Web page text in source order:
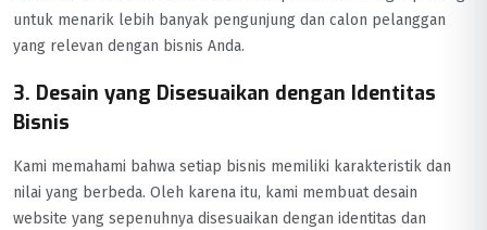
untuk menarik lebih banyak pengunjung dan calon pelanggan
yang relevan dengan bisnis Anda.
3. Desain yang Disesuaikan dengan Identitas
Bisnis
Kami memahami bahwa setiap bisnis memiliki karakteristik dan
nilai yang berbeda. Oleh karena itu, kami membuat desain
website yang sepenuhnya disesuaikan dengan identitas dan